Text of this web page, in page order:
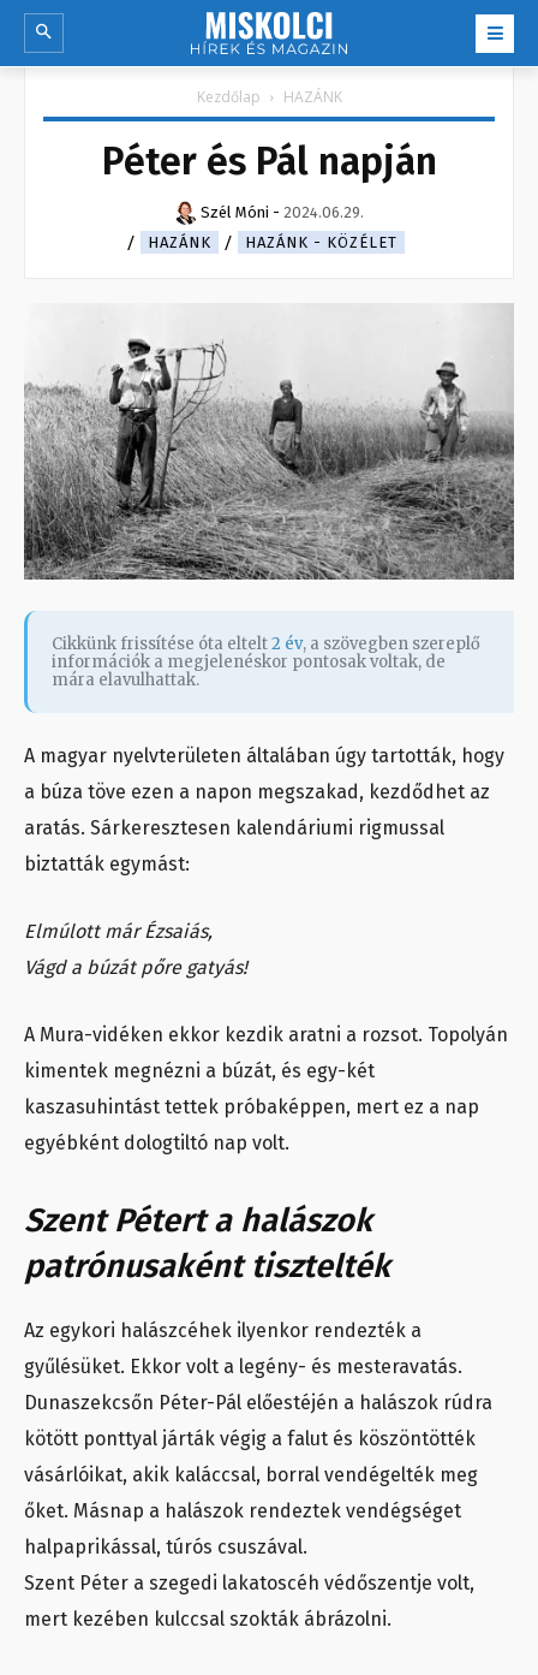
Kezdőlap HAZÁNK
Péter és Pál napján
Szél Móni - 2024.06.29.
HAZÁNK
HAZÁNK - KÖZÉLET
Cikkünk frissítése óta eltelt2 év, a szövegben szereplő
információk a megjelenéskor pontosak voltak, de
mára elavulhattak.
A magyar nyelvterületen általában úgy tartották, hogy
a búza töve ezen a napon megszakad, kezdődhet az
aratás. Sárkeresztesen kalendáriumi rigmussal
biztatták egymást:
Elmúlott már Ézsaiás,
Vágd a búzát pőre gatyás!
A Mura-vidéken ekkor kezdik aratni a rozsot. Topolyán
kimentek megnézni a búzát, és egy-két
kaszasuhintást tettek próbaképpen, mert ez a nap
egyébként dologtiltó nap volt.
Szent Pétert a halászok
patrónusaként tisztelték
Az egykori halászcéhek ilyenkor rendezték a
gyűlésüket. Ekkor volt a legény- és mesteravatás.
Dunaszekcsőn Péter-Pál előestéjén a halászok rúdra
kötött ponttyal járták végig a falut és köszöntötték
vásárlóikat, akik kaláccsal, borral vendégelték meg
őket. Másnap a halászok rendeztek vendégséget
halpaprikással, túrós csuszával.
Szent Péter a szegedi lakatoscéh védőszentje volt,
mert kezében kulccsal szokták ábrázolni.